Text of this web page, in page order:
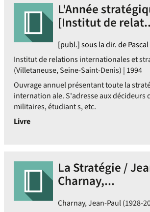
L'Année
[Institut de
[publ.] sous la dir. de
Institut de relations internationales et
(Villetaneuse, Seine-Saint-Denis) | 1994
Ouvrage annuel présentant toute la
internation ale. S'adresse aux décideurs
militaires, étudiant s, etc.
Livre
La Stratégie /
Charnay,...
Charnay, Jean-Paul (1928-